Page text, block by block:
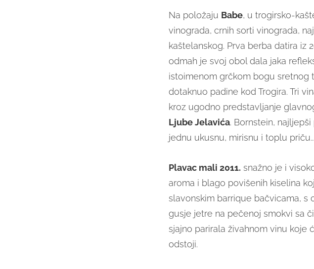
Na položaju Babe, u trogirsko-
vinograda, crnih sorti vinograda,
kaštelanskog. Prva berba datira iz
odmah je svoj obol dala jaka
istoimenom grčkom bogu sretnog
dotaknuo padine kod Trogira. Tri
kroz ugodno predstavljanje
Ljube Jelavića. Bornstein,
jednu ukusnu, mirisnu i toplu priču...
Plavac mali 2011. snažno je i
aroma i blago povišenih kiselina
slavonskim barrique bačvicama, s
gusje jetre na pečenoj smokvi sa
sjajno parirala živahnom vinu koje
odstoji.